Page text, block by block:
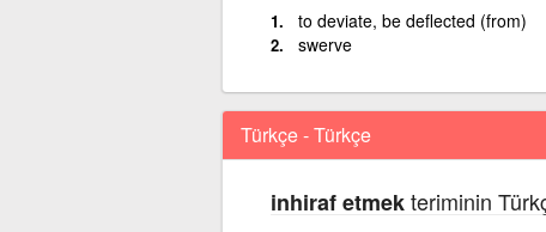
to deviate, be deflected (from)
swerve
Türkçe - Türkçe
inhiraf etmekteriminin